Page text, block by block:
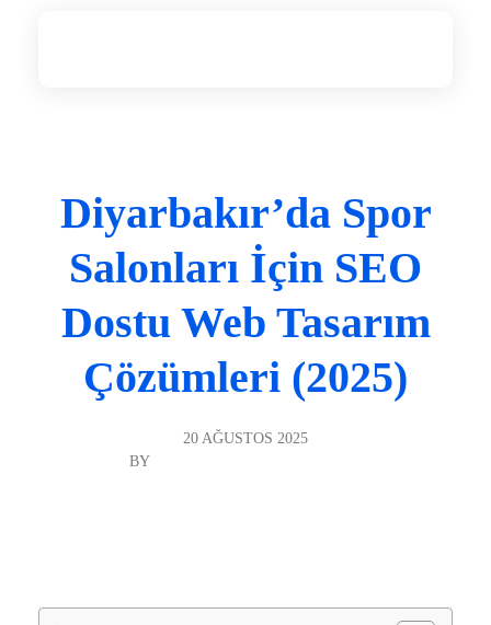
Diyarbakır’da Spor
Salonları İçin SEO
Dostu Web Tasarım
Çözümleri (2025)
20 AĞUSTOS 2025
BY